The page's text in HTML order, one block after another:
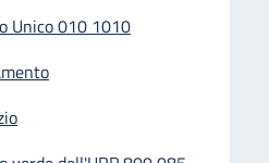
Unico 010 1010